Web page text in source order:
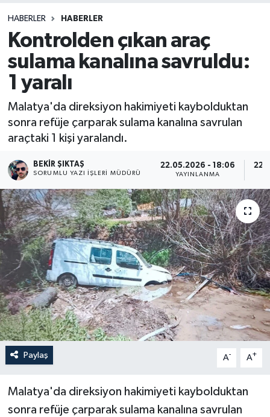
HABERLER HABERLER
Kontrolden çıkan araç
sulama kanalına savruldu:
1 yaralı
Malatya'da direksiyon hakimiyeti kaybolduktan
sonra refüje çarparak sulama kanalına savrulan
araçtaki 1 kişi yaralandı.
BEKIR ŞIKTAŞ
SORUMLU YAZI İŞLERI MÜDÜRÜ
22.05.2026 - 18:06
YAYINLANMA
Paylaş A- A+
Malatya'da direksiyon hakimiyeti kaybolduktan
sonra refüje çarparak sulama kanalına savrulan
Son Dakika Haberleri
Haber Arşivi